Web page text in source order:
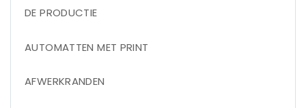
DE PRODUCTIE
AUTOMATTEN MET PRINT
AFWERKRANDEN